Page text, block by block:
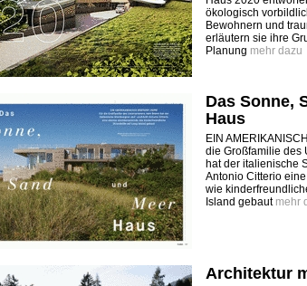
ökologisch
Bewohnern und
erläutern sie ihre
Planung mehr dazu
Das Sonne,
Haus
EIN
die Großfamilie des
hat der italienische
Antonio Citterio
wie
Island gebaut mehr
Architektur